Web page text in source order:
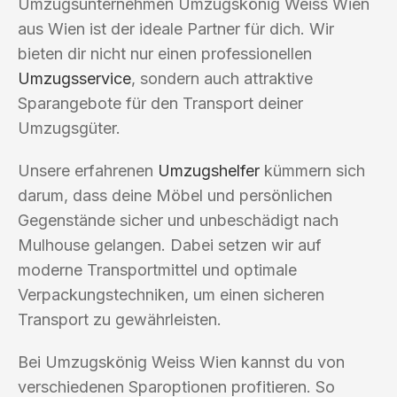
Umzugsunternehmen Umzugskönig Weiss Wien
aus Wien ist der ideale Partner für dich. Wir
bieten dir nicht nur einen professionellen
Umzugsservice, sondern auch attraktive
Sparangebote für den Transport deiner
Umzugsgüter.
Unsere erfahrenen Umzugshelfer kümmern sich
darum, dass deine Möbel und persönlichen
Gegenstände sicher und unbeschädigt nach
Mulhouse gelangen. Dabei setzen wir auf
moderne Transportmittel und optimale
Verpackungstechniken, um einen sicheren
Transport zu gewährleisten.
Bei Umzugskönig Weiss Wien kannst du von
verschiedenen Sparoptionen profitieren. So